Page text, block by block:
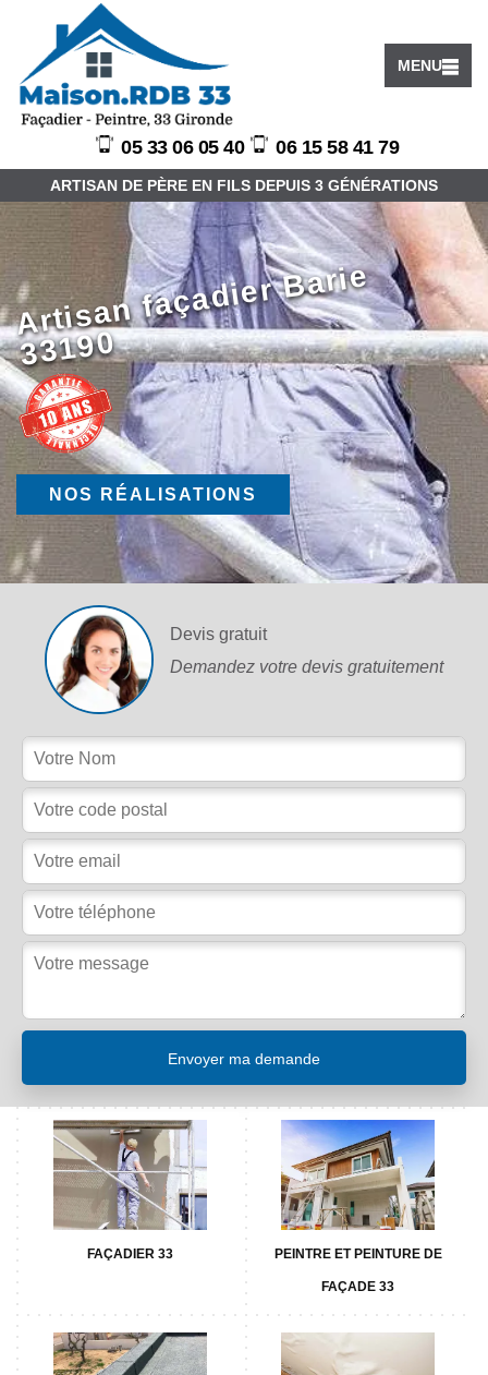
MENU
05 33 06 05 40 06 15 58 41 79
ARTISAN DE PÈRE EN FILS DEPUIS 3 GÉNÉRATIONS
Arti
s
a
n f
a
ç
a
di
er
B
ari
e
3
3
1
9
0
NOS RÉALISATIONS
Devis gratuit
Demandez votre devis gratuitement
FAÇADIER 33 PEINTRE ET PEINTURE DE
FAÇADE 33